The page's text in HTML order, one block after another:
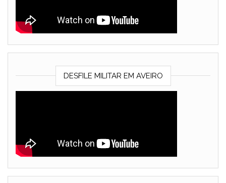
DESFILE MILITAR EM AVEIRO